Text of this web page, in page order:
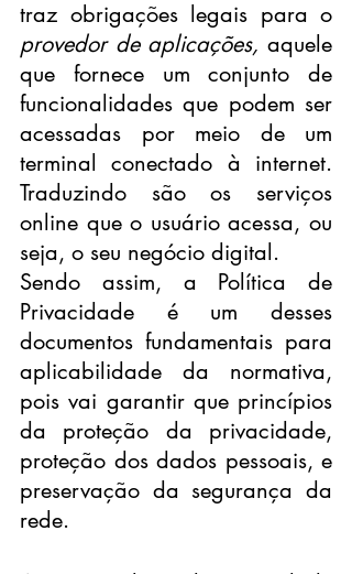
provedor de aplicações, aquele
que fornece um conjunto de
funcionalidades que podem ser
acessadas por meio de um
terminal conectado à internet.
Traduzindo são os serviços
online que o usuário acessa, ou
seja, o seu negócio digital.
Sendo assim, a Política de
Privacidade é um desses
documentos fundamentais para
aplicabilidade da normativa,
pois vai garantir que princípios
da proteção da privacidade,
proteção dos dados pessoais, e
preservação da segurança da
rede.